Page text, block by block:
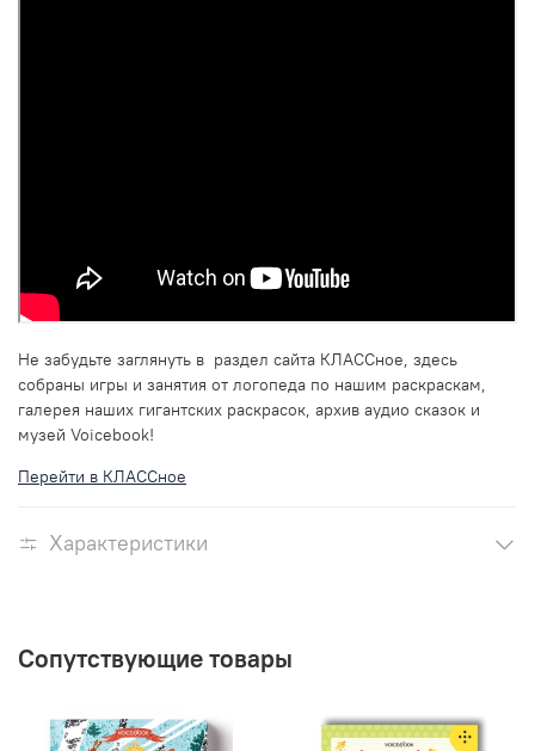
Не забудьте заглянуть в раздел сайта КЛАССное, здесь
собраны игры и занятия от логопеда по нашим раскраскам,
галерея наших гигантских раскрасок, архив аудио сказок и
музей Voicebook!
Перейти в КЛАССное
Характеристики
Сопутствующие товары